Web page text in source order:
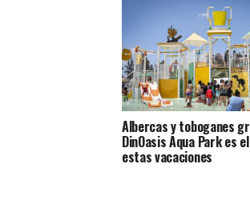
Albercas y toboganes
DinOasis Aqua Park es
estas vacaciones